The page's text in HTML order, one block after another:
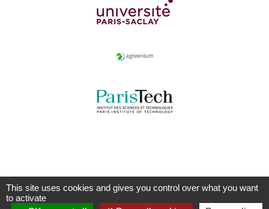
This site uses cookies and gives you control over what you want
to activate